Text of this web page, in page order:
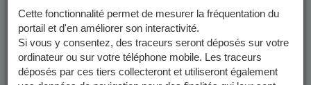
Les activités sportives proposées par la Ville de Grenoble sont
encadrées par des professionnels de la ville (ETAPS et MNS).
Cette fonctionnalité permet de mesurer la fréquentation du
portail et d'en améliorer son interactivité.
Si vous y consentez, des traceurs seront déposés sur votre
ordinateur ou sur votre téléphone mobile. Les traceurs
déposés par ces tiers collecteront et utiliseront également